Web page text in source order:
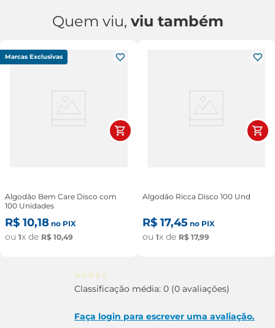
Quem viu, viu também
Marcas Exclusivas
Algodão Bem Care Disco com
100 Unidades
R$ 10,18 no PIX
ou 1x de R$ 10,49
Algodão Ricca Disco 100 Und
R$ 17,45 no PIX
ou 1x de R$ 17,99
☆☆☆☆☆
Classificação média: 0 (0 avaliações)
Faça login para escrever uma avaliação.